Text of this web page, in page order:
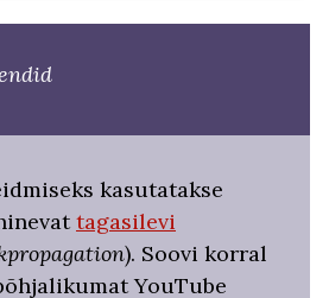
kasutatakse
tagasilevi
). Soovi korral
YouTube